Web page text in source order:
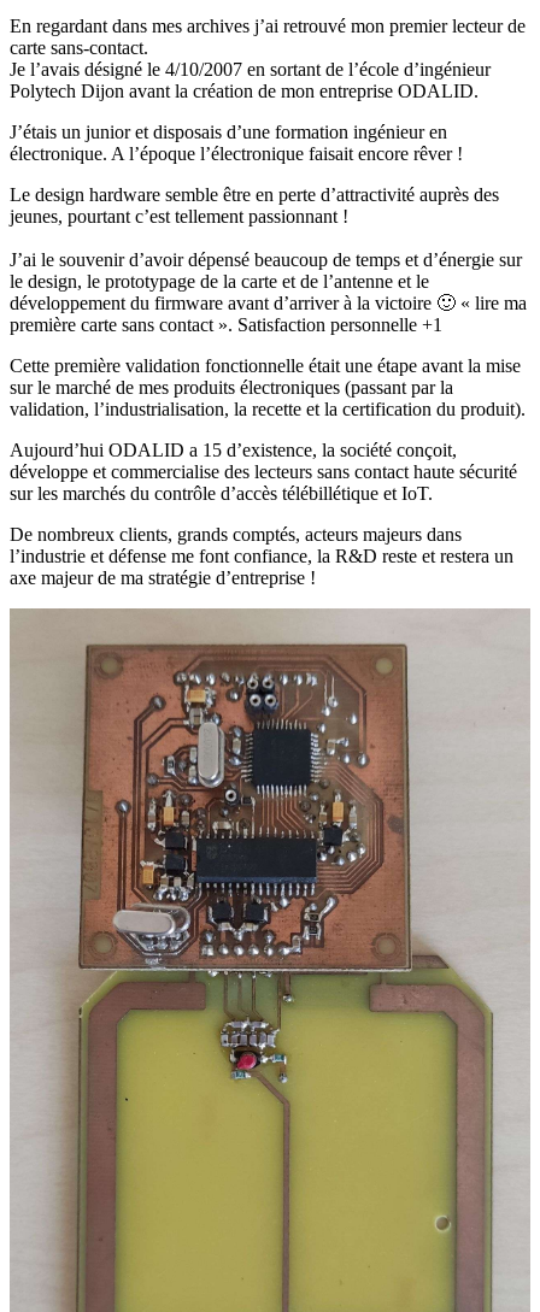
En regardant dans mes archives j’ai retrouvé mon premier lecteur de
carte sans-contact.
Je l’avais désigné le 4/10/2007 en sortant de l’école d’ingénieur
Polytech Dijon avant la création de mon entreprise ODALID.
J’étais un junior et disposais d’une formation ingénieur en
électronique. A l’époque l’électronique faisait encore rêver !
Le design hardware semble être en perte d’attractivité auprès des
jeunes, pourtant c’est tellement passionnant !
J’ai le souvenir d’avoir dépensé beaucoup de temps et d’énergie sur
le design, le prototypage de la carte et de l’antenne et le
développement du firmware avant d’arriver à la victoire 🙂 « lire ma
première carte sans contact ». Satisfaction personnelle +1
Cette première validation fonctionnelle était une étape avant la mise
sur le marché de mes produits électroniques (passant par la
validation, l’industrialisation, la recette et la certification du produit).
Aujourd’hui ODALID a 15 d’existence, la société conçoit,
développe et commercialise des lecteurs sans contact haute sécurité
sur les marchés du contrôle d’accès télébillétique et IoT.
De nombreux clients, grands comptés, acteurs majeurs dans
l’industrie et défense me font confiance, la R&D reste et restera un
axe majeur de ma stratégie d’entreprise !